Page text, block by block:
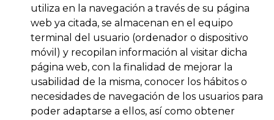
utiliza en la navegación a través de su página
web ya citada, se almacenan en el equipo
terminal del usuario (ordenador o dispositivo
móvil) y recopilan información al visitar dicha
página web, con la finalidad de mejorar la
usabilidad de la misma, conocer los hábitos o
necesidades de navegación de los usuarios para
poder adaptarse a ellos, así como obtener